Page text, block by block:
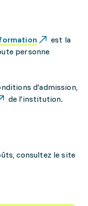
est la
personne
d'admission,
de l'institution.
consultez le site